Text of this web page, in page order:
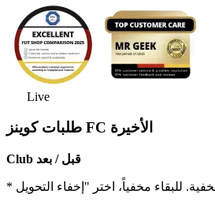
Live
طلبات كوينز FC الأخيرة
Club قبل / بعد